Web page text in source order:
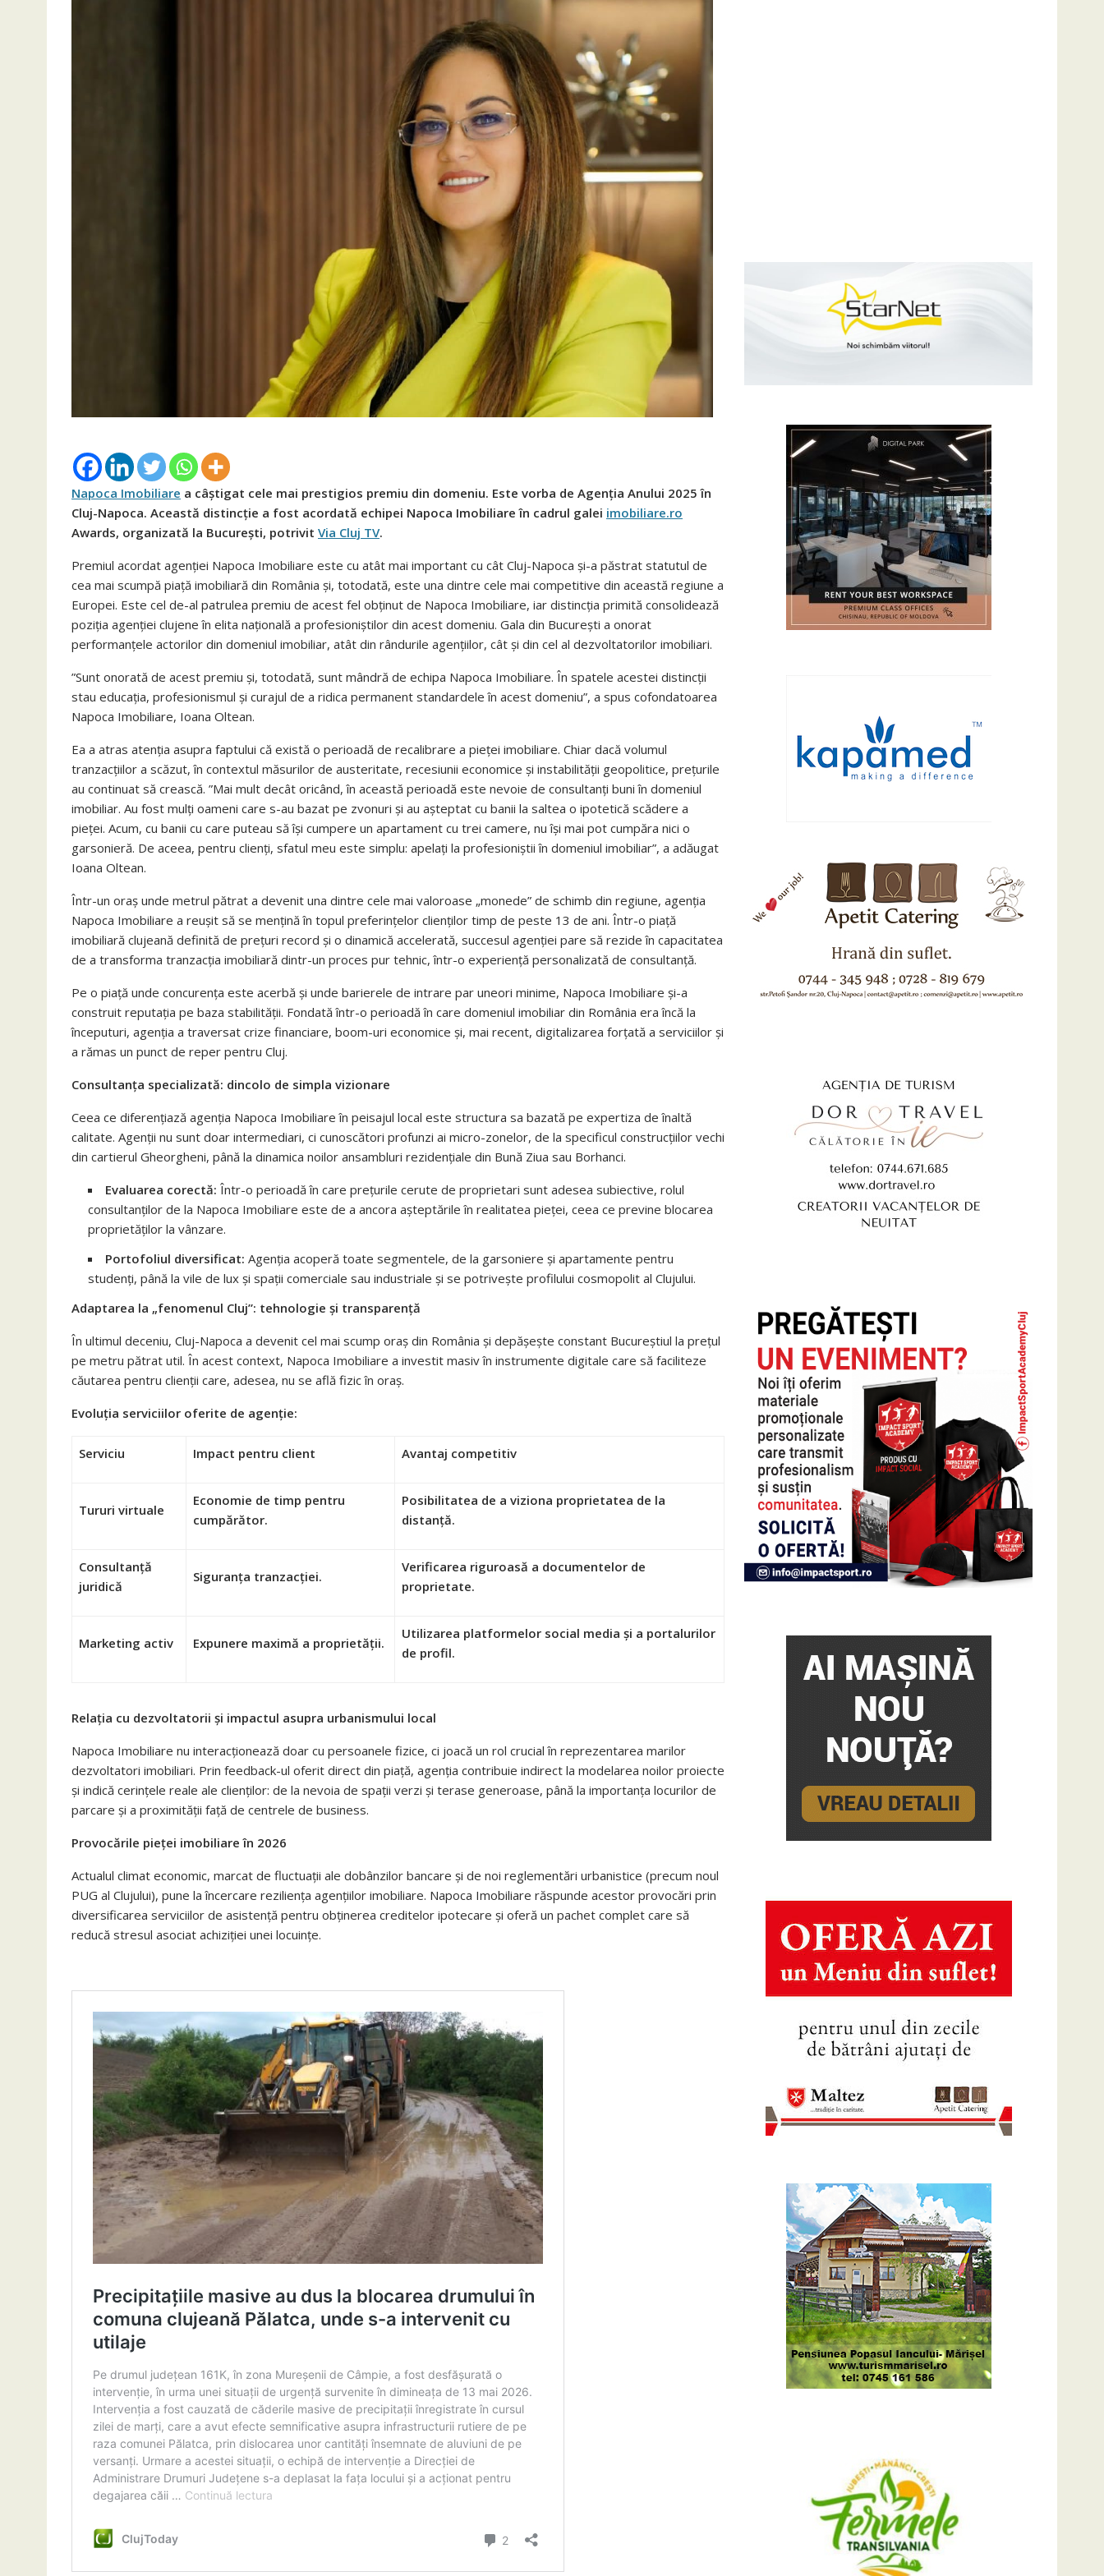
Napoca Imobiliare a câștigat cele mai prestigios premiu din domeniu. Este vorba de Agenția Anului 2025 în
Cluj-Napoca. Această distincție a fost acordată echipei Napoca Imobiliare în cadrul galei imobiliare.ro
Awards, organizată la București, potrivit Via Cluj TV.
Premiul acordat agenției Napoca Imobiliare este cu atât mai important cu cât Cluj-Napoca și-a păstrat statutul de
cea mai scumpă piață imobiliară din România și, totodată, este una dintre cele mai competitive din această regiune a
Europei. Este cel de-al patrulea premiu de acest fel obținut de Napoca Imobiliare, iar distincția primită consolidează
poziția agenției clujene în elita națională a profesioniștilor din acest domeniu. Gala din București a onorat
performanțele actorilor din domeniul imobiliar, atât din rândurile agențiilor, cât și din cel al dezvoltatorilor imobiliari.
”Sunt onorată de acest premiu și, totodată, sunt mândră de echipa Napoca Imobiliare. În spatele acestei distincții
stau educația, profesionismul și curajul de a ridica permanent standardele în acest domeniu”, a spus cofondatoarea
Napoca Imobiliare, Ioana Oltean.
Ea a atras atenția asupra faptului că există o perioadă de recalibrare a pieței imobiliare. Chiar dacă volumul
tranzacțiilor a scăzut, în contextul măsurilor de austeritate, recesiunii economice și instabilității geopolitice, prețurile
au continuat să crească. ”Mai mult decât oricând, în această perioadă este nevoie de consultanți buni în domeniul
imobiliar. Au fost mulți oameni care s-au bazat pe zvonuri și au așteptat cu banii la saltea o ipotetică scădere a
pieței. Acum, cu banii cu care puteau să își cumpere un apartament cu trei camere, nu își mai pot cumpăra nici o
garsonieră. De aceea, pentru clienți, sfatul meu este simplu: apelați la profesioniștii în domeniul imobiliar”, a adăugat
Ioana Oltean.
Într-un oraș unde metrul pătrat a devenit una dintre cele mai valoroase „monede” de schimb din regiune, agenția
Napoca Imobiliare a reușit să se mențină în topul preferințelor clienților timp de peste 13 de ani. Într-o piață
imobiliară clujeană definită de prețuri record și o dinamică accelerată, succesul agenției pare să rezide în capacitatea
de a transforma tranzacția imobiliară dintr-un proces pur tehnic, într-o experiență personalizată de consultanță.
Pe o piață unde concurența este acerbă și unde barierele de intrare par uneori minime, Napoca Imobiliare și-a
construit reputația pe baza stabilității. Fondată într-o perioadă în care domeniul imobiliar din România era încă la
începuturi, agenția a traversat crize financiare, boom-uri economice și, mai recent, digitalizarea forțată a serviciilor și
a rămas un punct de reper pentru Cluj.
Consultanța specializată: dincolo de simpla vizionare
Ceea ce diferențiază agenția Napoca Imobiliare în peisajul local este structura sa bazată pe expertiza de înaltă
calitate. Agenții nu sunt doar intermediari, ci cunoscători profunzi ai micro-zonelor, de la specificul construcțiilor vechi
din cartierul Gheorgheni, până la dinamica noilor ansambluri rezidențiale din Bună Ziua sau Borhanci.
Evaluarea corectă: Într-o perioadă în care prețurile cerute de proprietari sunt adesea subiective, rolul
consultanților de la Napoca Imobiliare este de a ancora așteptările în realitatea pieței, ceea ce previne blocarea
proprietăților la vânzare.
Portofoliul diversificat: Agenția acoperă toate segmentele, de la garsoniere și apartamente pentru
studenți, până la vile de lux și spații comerciale sau industriale și se potrivește profilului cosmopolit al Clujului.
Adaptarea la „fenomenul Cluj”: tehnologie și transparență
În ultimul deceniu, Cluj-Napoca a devenit cel mai scump oraș din România și depășește constant Bucureștiul la prețul
pe metru pătrat util. În acest context, Napoca Imobiliare a investit masiv în instrumente digitale care să faciliteze
căutarea pentru clienții care, adesea, nu se află fizic în oraș.
Evoluția serviciilor oferite de agenție:
Serviciu Impact pentru client Avantaj competitiv
Tururi virtuale
Economie de timp pentru
cumpărător.
Posibilitatea de a viziona proprietatea de la
distanță.
Consultanță
juridică
Siguranța tranzacției.
Verificarea riguroasă a documentelor de
proprietate.
Marketing activ Expunere maximă a proprietății.
Utilizarea platformelor social media și a portalurilor
de profil.
Relația cu dezvoltatorii și impactul asupra urbanismului local
Napoca Imobiliare nu interacționează doar cu persoanele fizice, ci joacă un rol crucial în reprezentarea marilor
dezvoltatori imobiliari. Prin feedback-ul oferit direct din piață, agenția contribuie indirect la modelarea noilor proiecte
și indică cerințele reale ale clienților: de la nevoia de spații verzi și terase generoase, până la importanța locurilor de
parcare și a proximității față de centrele de business.
Provocările pieței imobiliare în 2026
Actualul climat economic, marcat de fluctuații ale dobânzilor bancare și de noi reglementări urbanistice (precum noul
PUG al Clujului), pune la încercare reziliența agențiilor imobiliare. Napoca Imobiliare răspunde acestor provocări prin
diversificarea serviciilor de asistență pentru obținerea creditelor ipotecare și oferă un pachet complet care să
reducă stresul asociat achiziției unei locuințe.